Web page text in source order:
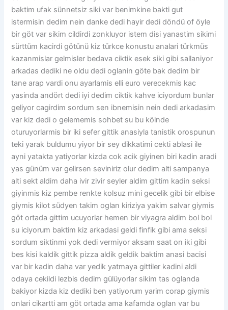
baktim ufak sünnetsiz siki var benimkine bakti gut
istermisin dedim nein danke dedi hayir dedi döndü of öyle
bir göt var sikim cildirdi zonkluyor istem disi yanastim sikimi
sürttüm kacirdi götünü kiz türkce konustu analari türkmüs
kazanmislar gelmisler bedava ciktik esek siki gibi sallaniyor
arkadas dediki ne oldu dedi oglanin göte bak dedim bir
tane arap vardi onu ayarlamis elli euro verecekmis kac
yasinda andört dedi iyi dedim ciktik kahve iciyordum bunlar
geliyor cagirdim sordum sen ibnemisin nein dedi arkadasim
var kiz dedi o gelememis sohbet su bu kölnde
oturuyorlarmis bir iki sefer gittik anasiyla tanistik orospunun
teki yarak buldumu yiyor bir sey dikkatimi cekti ablasi ile
ayni yatakta yatiyorlar kizda cok acik giyinen biri kadin aradi
yas günüm var gelirsen seviniriz olur dedim alti sampanya
alti sekt aldim daha ivir zivir seyler aldim gittim kadin seksi
giyinmis kiz pembe renkte kolsuz mini gecelik gibi bir elbise
giymis kilot südyen takim oglan kiriziya yakim salvar giymis
göt ortada gittim ucuyorlar hemen bir viyagra aldim bol bol
su iciyorum baktim kiz arkadasi geldi finfik gibi ama seksi
sordum siktinmi yok dedi vermiyor aksam saat on iki gibi
bes kisi kaldik gittik pizza aldik geldik baktim anasi bacisi
var bir kadin daha var yedik yatmaya gittiler kadini aldi
odaya cekildi lezbis dedim gülüyorlar sikim tas oglanda
bakiyor kizda kiz dediki ben yatiyorum yarim corap giymis
onlari cikartti am göt ortada ama kafamda oglan var bu